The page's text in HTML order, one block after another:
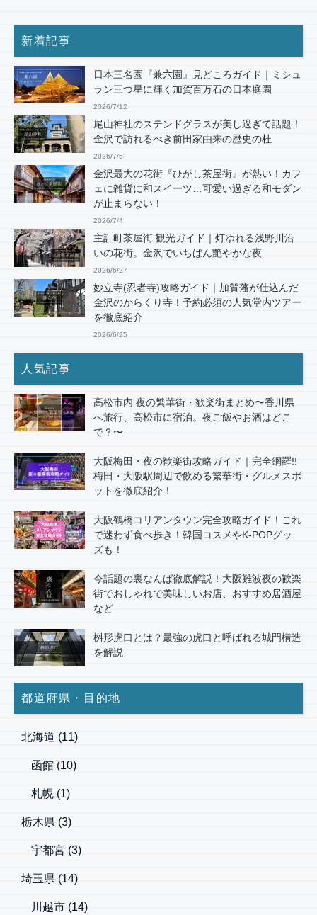
新着記事
日本三名園『兼六園』見どころガイド｜ミシュ
ラン三つ星に輝く加賀百万石の日本庭園
2026/7/12
尾山神社のステンドグラスが美し過ぎて話題！
金沢で訪れるべき前田家由来の歴史の杜
2026/7/5
金沢最大の花街『ひがし茶屋街』が熱い！カフ
ェに雑貨に和スイーツ…可愛い過ぎる和モダン
が止まらない！
2026/7/4
主計町茶屋街 観光ガイド｜灯ゆれる浅野川沿
いの花街。金沢でいちばん艶やかな夜
2026/6/27
妙立寺(忍者寺)攻略ガイド｜加賀藩が仕込んだ
金沢のからくり寺！予約必須の人気堂内ツアー
を徹底紹介
2026/6/25
人気記事
高松市内 夜の繁華街・歓楽街まとめ〜香川県
へ旅行、高松市に宿泊。夜ご飯やお酒はどこ
で？〜
大阪梅田・夜の歓楽街攻略ガイド｜完全網羅!!
梅田・大阪駅周辺で飲める繁華街・グルメスポ
ットを徹底紹介！
大阪鶴橋コリアンタウン完全攻略ガイド！これ
で迷わず食べ歩き！韓国コスメやK-POPグッ
ズも！
今話題の裏なんば徹底解説！大阪難波夜の歓楽
街でおしゃれで美味しいお店、おすすめ居酒屋
など
桝形虎口とは？最強の虎口と呼ばれる城門構造
を解説
都道府県・目的地
北海道 (11)
函館 (10)
札幌 (1)
栃木県 (3)
宇都宮 (3)
埼玉県 (14)
川越市 (14)